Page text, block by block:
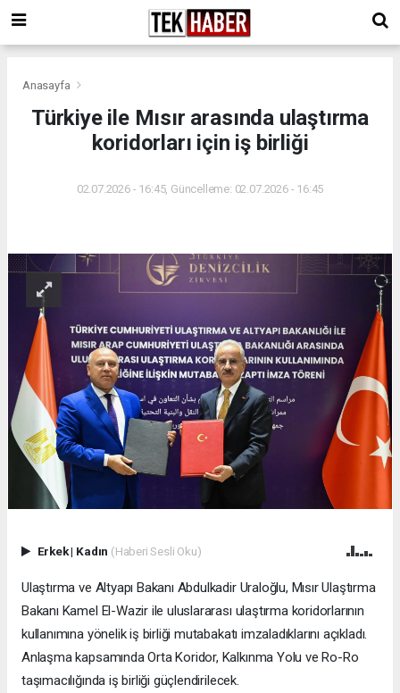
Anasayfa
Türkiye ile Mısır arasında ulaştırma
koridorları için iş birliği
02.07.2026 - 16:45, Güncelleme: 02.07.2026 - 16:45
Erkek| Kadın (Haberi Sesli Oku)
Ulaştırma ve Altyapı Bakanı Abdulkadir Uraloğlu, Mısır Ulaştırma
Bakanı Kamel El-Wazir ile uluslararası ulaştırma koridorlarının
kullanımına yönelik iş birliği mutabakatı imzaladıklarını açıkladı.
Anlaşma kapsamında Orta Koridor, Kalkınma Yolu ve Ro-Ro
taşımacılığında iş birliği güçlendirilecek.